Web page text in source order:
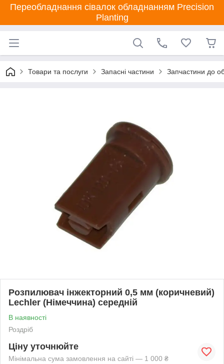
Переобладнання сівалок обладнанням Precision
Planting
Товари та послуги Запасні частини Запчастини до
Розпилювач інжекторний 0,5 мм (коричневий)
Lechler (Німеччина) середній
В наявності
Роздріб
Ціну уточнюйте
Мінімальна сума замовлення на сайті — 1 000 ₴